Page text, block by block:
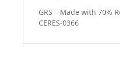
GRS – Made with 70%
CERES-0366